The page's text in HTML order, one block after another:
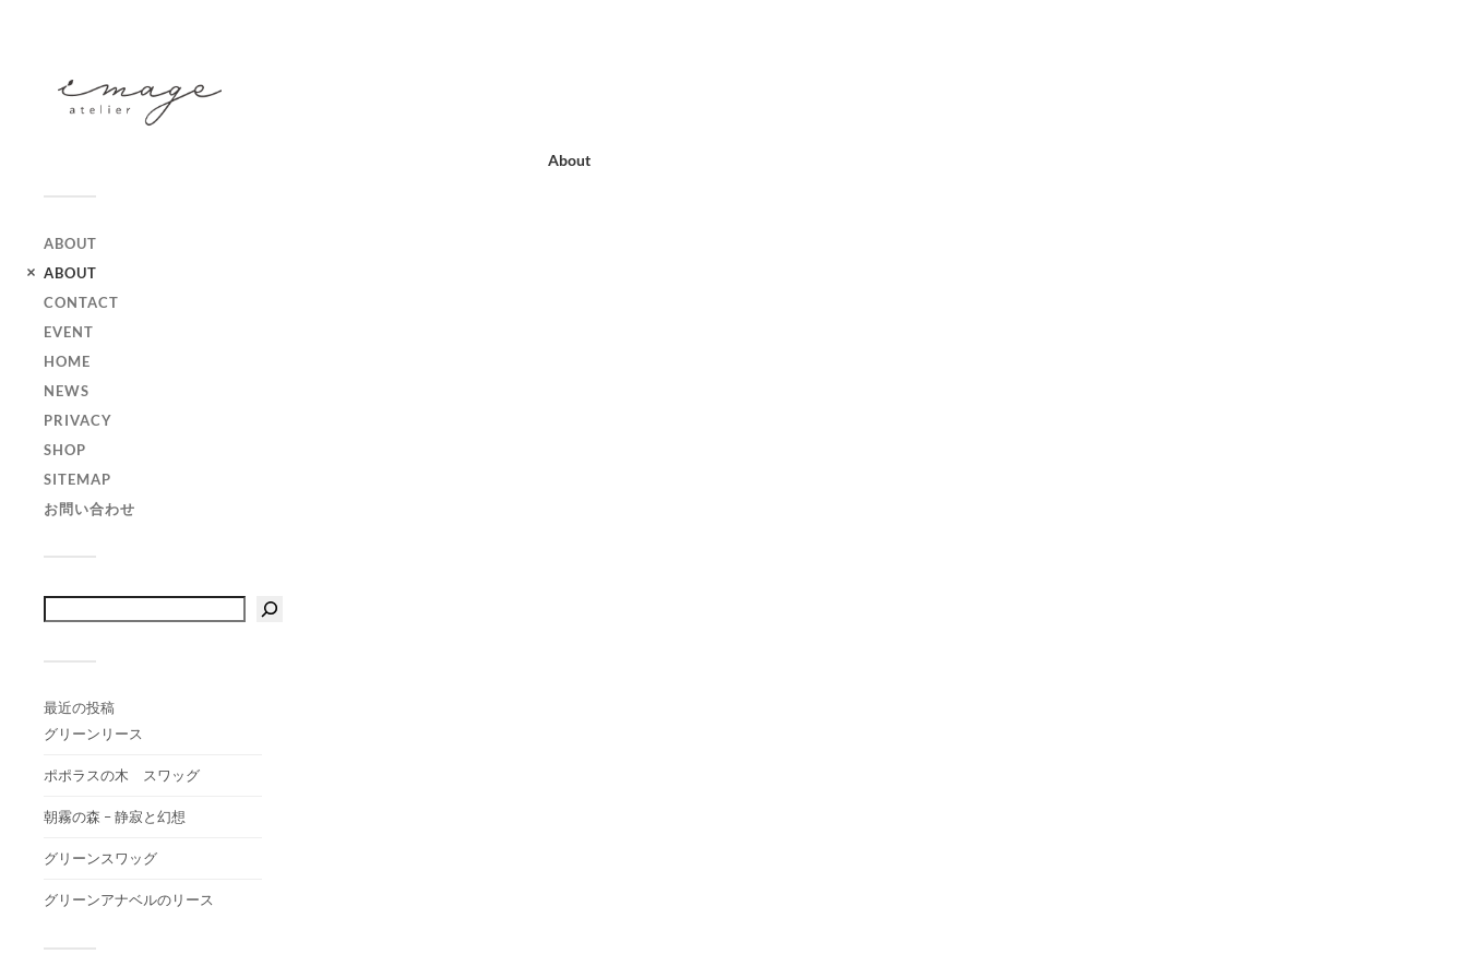
ABOUT
ABOUT
CONTACT
EVENT
HOME
NEWS
PRIVACY
SHOP
SITEMAP
お問い合わせ
最近の投稿
グリーンリース
ポポラスの木 スワッグ
朝霧の森 – 静寂と幻想
グリーンスワッグ
グリーンアナベルのリース
About